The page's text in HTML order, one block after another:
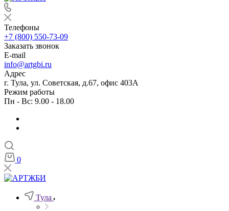
Телефоны
+7 (800) 550-73-09
Заказать звонок
E-mail
info@artgbi.ru
Адрес
г. Тула, ул. Советская, д.67, офис 403А
Режим работы
Пн - Вс: 9.00 - 18.00
0
Тула